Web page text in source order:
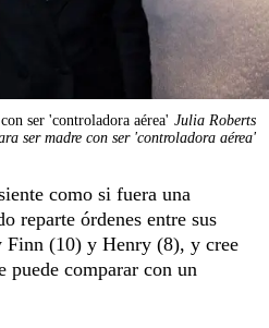
ser 'controladora aérea' Julia Roberts
ser madre con ser 'controladora aérea'
como si fuera una
reparte órdenes entre sus
(10) y Henry (8), y cree
puede comparar con un